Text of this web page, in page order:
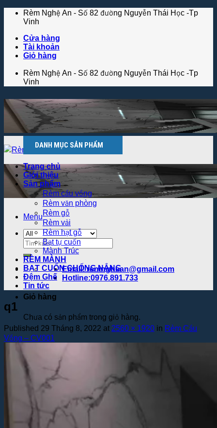
Skip
Rèm Nghệ An - Số 82 đường Nguyễn Thái Học -Tp
Vinh
Cửa hàng
Tài khoản
Giỏ hàng
Rèm Nghệ An - Số 82 đường Nguyễn Thái Học -Tp
Vinh
Menu
Tìm
kiếm:
Email: remnghean@gmail.com
Hotline:0976.891.733
Giỏ hàng
Chưa có sản phẩm trong giỏ hàng.
DANH MỤC SẢN PHẨM
Trang chủ
Giới thiệu
Sản phẩm
Rèm cầu vồng
Rèm văn phòng
Rèm gỗ
Rèm vải
Rèm hạt gỗ
Bạt tự cuốn
Mành Trúc
RÈM MÀNH
BẠT CUỐN CHỐNG NẮNG
Đệm Ghế
Tin tức
q1
Published 29 Tháng 8, 2022 at 2560 × 1920 in Rèm Cầu
Vồng – CV001